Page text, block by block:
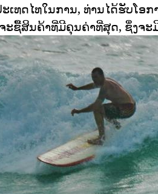
ເທດໄທໃນການ, ທ່ານໄດ້ຮັບໂ
ະຊື້ສິນຄ້າທີ່ມີຄຸນຄ່າທີ່ສຸດ, ຊຶ່ງຈະ